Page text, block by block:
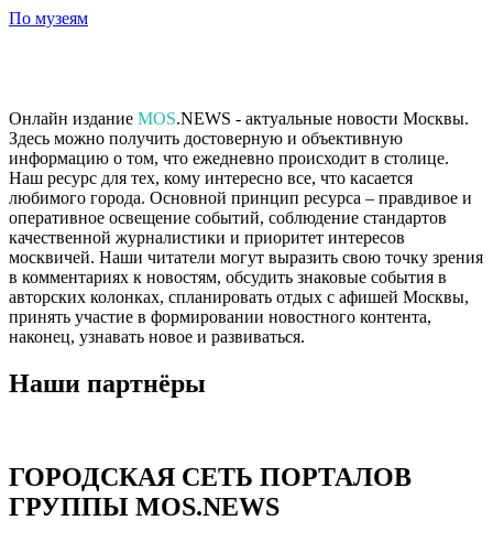
По музеям
Онлайн издание MOS.NEWS - актуальные новости Москвы.
Здесь можно получить достоверную и объективную
информацию о том, что ежедневно происходит в столице.
Наш ресурс для тех, кому интересно все, что касается
любимого города. Основной принцип ресурса – правдивое и
оперативное освещение событий, соблюдение стандартов
качественной журналистики и приоритет интересов
москвичей. Наши читатели могут выразить свою точку зрения
в комментариях к новостям, обсудить знаковые события в
авторских колонках, спланировать отдых с афишей Москвы,
принять участие в формировании новостного контента,
наконец, узнавать новое и развиваться.
Наши партнёры
ГОРОДСКАЯ СЕТЬ ПОРТАЛОВ
ГРУППЫ MOS.NEWS